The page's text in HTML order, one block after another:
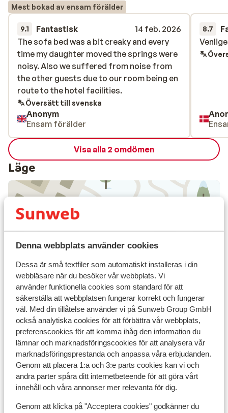
Denna webbplats använder cookies
Dessa är små textfiler som automatiskt installeras i din
webbläsare när du besöker vår webbplats. Vi
använder funktionella cookies som standard för att
säkerställa att webbplatsen fungerar korrekt och fungerar
väl. Med din tillåtelse använder vi på Sunweb Group GmbH
också analytiska cookies för att förbättra vår webbplats,
preferenscookies för att komma ihåg den information du
lämnar och marknadsföringscookies för att analysera vår
marknadsföringsprestanda och anpassa våra erbjudanden.
Genom att placera 1:a och 3:e parts cookies kan vi och
andra parter spåra ditt internetbeteende för att göra vårt
innehåll och våra annonser mer relevanta för dig.
Genom att klicka på "Acceptera cookies" godkänner du
Mest bokad av ensam förälder
9.1 Fantastisk
14 feb. 2026
The sofa bed was a bit creaky and every
time my daughter moved the springs were
noisy. Also we suffered from noise from
the other guests due to our room being en
route to the hotel facilities.
The sofa bed was a bit creaky and every
time my daughter moved the springs were
noisy. Also we suffered from noise from
the other guests due to our room being en
route to the hotel facilities.
Översätt till svenska
Anonym
Ensam förälder
8.7
Visa alla 2 omdömen
Läge
I området
Avstånd till centrum: ca 600 m
Precis vid pisterna
Avstånd till skidlift panorama gondelbahn 1 är ca
50 m
Närmaste kiosk ca 100 m
Liftkort/Utrustning/Skidskola